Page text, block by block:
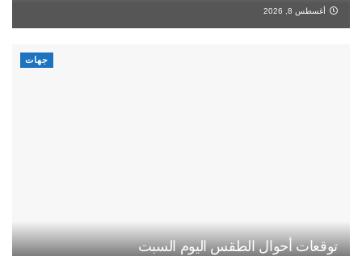
أغسطس 8, 2026
جهات
توقعات أحوال الطقس اليوم السبت